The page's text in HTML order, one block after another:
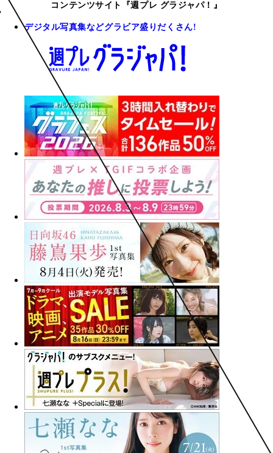
コンテンツサイト『週プレ グラジャパ！』
デジタル写真集などグラビア盛りだくさん!